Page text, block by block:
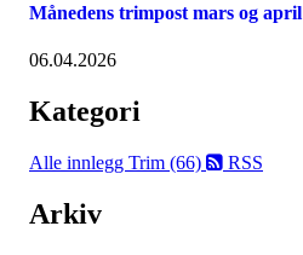
Månedens trimpost mars og april
06.04.2026
Kategori
Alle innlegg Trim (66) RSS
Arkiv